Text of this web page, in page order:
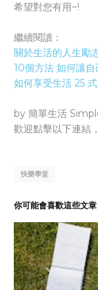
希望對您有用~!
繼續閱讀：
關於生活的人生勵
10個方法 如何讓自
如何享受生活 25 式
by 簡單生活
歡迎點擊以下連結
快樂學堂
你可能會喜歡這些文章